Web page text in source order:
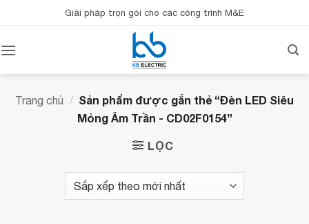
qua
dung
Giải pháp trọn gói cho các công trình M&E
Trang chủ / Sản phẩm được gắn thẻ “Đèn LED Siêu
Mỏng Âm Trần - CD02F0154”
LỌC